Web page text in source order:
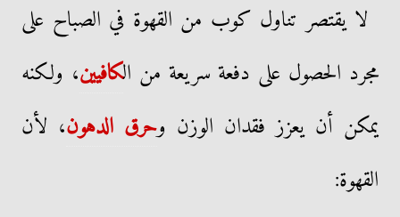
لا يقتصر تناول كوب من القهوة في الصباح على
مجرد الحصول على دفعة سريعة من الكافيين، ولكنه
يمكن أن يعزز فقدان الوزن وحرق الدهون، لأن
القهوة: